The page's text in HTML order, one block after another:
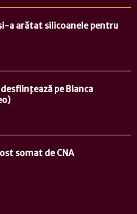
a arătat silicoanele pentru
pe Bianca
somat de CNA